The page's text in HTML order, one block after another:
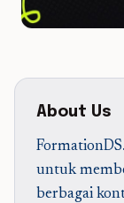
About Us
untuk
berbagai